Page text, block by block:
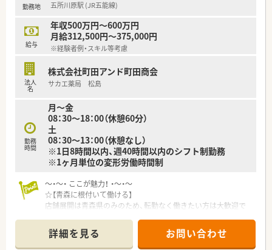
≪調剤薬局未経験・新卒の方もご相談ください！≫
調剤薬局でのご経験がない方もご相談可能です。
薬剤師を目指す学生のサポートも◎奨学金制度、インターンシッ
プ、薬学実務実習があり、充実したサポート体制が整っておりま
す！
勤務地 五所川原駅 (JR五能線)
給与
年収500万円～600万円
月給312,500円～375,000円
※経験者例・スキル等考慮
法人
名
株式会社町田アンド町田商会
サカエ薬局 松島
勤務
時間
月～金
08：30～18：00（休憩60分）
土
08：30～13：00（休憩なし）
※1日8時間以内、週40時間以内のシフト制勤務
※1ヶ月単位の変形労働時間制
～・～・ ここが魅力！ ・～・～
☆【青森に根付いて働ける】
店舗展開は青森県のみのため、転勤なく働きたい方は大歓迎で
異動も基本ございません。
☆【幅広い層が活躍】
詳細を見る お問い合わせ